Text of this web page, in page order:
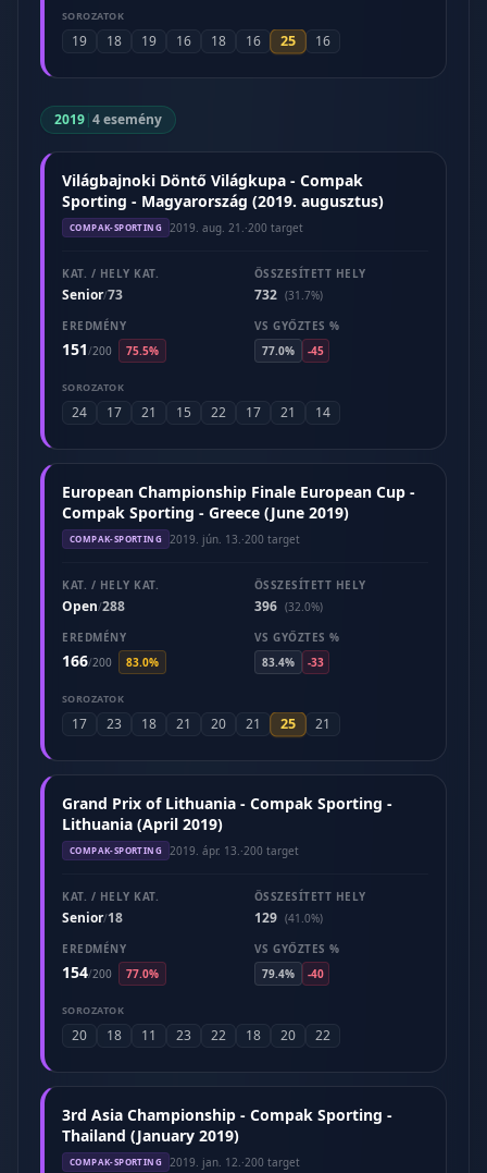
SOROZATOK
19 18 19 16 18 16 25 16
2019|4 esemény
Világbajnoki Döntő Világkupa - Compak
Sporting - Magyarország (2019. augusztus)
COMPAK-SPORTING 2019. aug. 21. ·200 target
KAT. / HELY KAT.
Senior/73
ÖSSZESÍTETT HELY
732 (31.7%)
EREDMÉNY
151/200 75.5%
VS GYŐZTES %
77.0%
-45
SOROZATOK
24 17 21 15 22 17 21 14
European Championship Finale European Cup -
Compak Sporting - Greece (June 2019)
COMPAK-SPORTING 2019. jún. 13. ·200 target
KAT. / HELY KAT.
Open/288
ÖSSZESÍTETT HELY
396 (32.0%)
EREDMÉNY
166/200 83.0%
VS GYŐZTES %
83.4%
-33
SOROZATOK
17 23 18 21 20 21 25 21
Grand Prix of Lithuania - Compak Sporting -
Lithuania (April 2019)
COMPAK-SPORTING 2019. ápr. 13. ·200 target
KAT. / HELY KAT.
Senior/18
ÖSSZESÍTETT HELY
129 (41.0%)
EREDMÉNY
154/200 77.0%
VS GYŐZTES %
79.4%
-40
SOROZATOK
20 18 11 23 22 18 20 22
3rd Asia Championship - Compak Sporting -
Thailand (January 2019)
COMPAK-SPORTING 2019. jan. 12. ·200 target